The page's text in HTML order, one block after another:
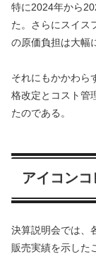
特に2024年から
た。さらにスイス
の原価負担は大幅
それにもかかわら
格改定とコスト管
たのである。
アイコン
決算説明会では、
販売実績を示した